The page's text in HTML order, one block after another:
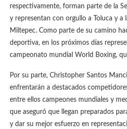
respectivamente, forman parte de la
y representan con orgullo a Toluca y a
Miltepec. Como parte de su camino
deportiva, en los próximos días
campeonato mundial World Boxing,
Por su parte, Christopher Santos
enfrentarán a destacados
entre ellos campeones mundiales y
que aseguró que llegan preparados
y dar su mejor esfuerzo en